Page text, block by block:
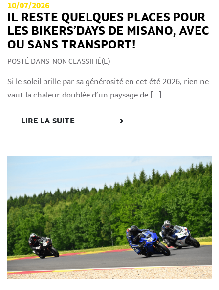
10/07/2026
IL RESTE QUELQUES PLACES POUR
LES BIKERS’DAYS DE MISANO, AVEC
OU SANS TRANSPORT!
POSTÉ DANS NON CLASSIFIÉ(E)
Si le soleil brille par sa générosité en cet été 2026, rien ne
vaut la chaleur doublée d’un paysage de […]
LIRE LA SUITE